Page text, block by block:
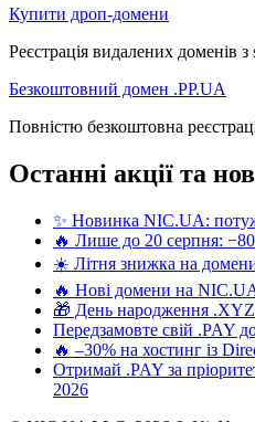
Купити дроп-домени
Реєстрація видалених доменів
Безкоштовний домен .PP.UA
Повністю безкоштовна
Останні акції та
✨ Новинка NIC.UA:
🔥 Лише до 20 серпня:
☀️ Літня знижка на
🔥 Нові домени на
🎁 День народження
Передзамовте свій .PAY
🔥 –30% на хостинг із
Отримай .PAY за
2026